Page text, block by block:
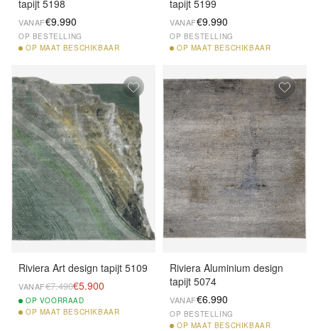
tapijt 5198
VANAF€9.990
OP BESTELLING
OP MAAT BESCHIKBAAR
tapijt 5199
VANAF€9.990
OP BESTELLING
OP MAAT BESCHIKBAAR
Riviera Art design tapijt 5109
VANAF€7.490€5.900
OP VOORRAAD
OP MAAT BESCHIKBAAR
Riviera Aluminium design
tapijt 5074
VANAF€6.990
OP BESTELLING
OP MAAT BESCHIKBAAR